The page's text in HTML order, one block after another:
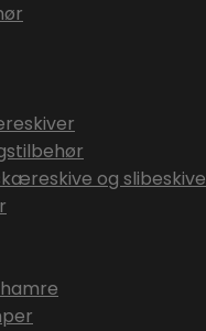
og slibeskive